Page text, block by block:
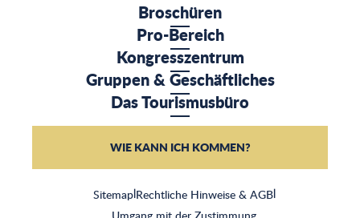
Sitemap|Rechtliche Hinweise & AGB|
Umgang mit der Zustimmung
Broschüren
Pro-Bereich
Kongresszentrum
Gruppen & Geschäftliches
Das Tourismusbüro
WIE KANN ICH KOMMEN?